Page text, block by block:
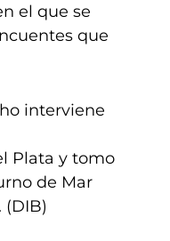
el que se
que
interviene
Plata y tomo
de Mar
(DIB)